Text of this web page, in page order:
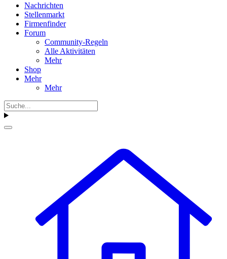
Nachrichten
Stellenmarkt
Firmenfinder
Forum
Community-Regeln
Alle Aktivitäten
Mehr
Shop
Mehr
Mehr